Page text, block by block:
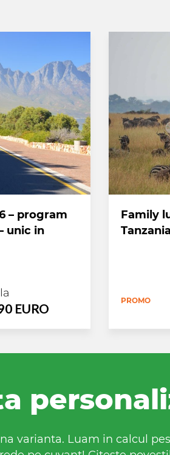
– program
unic in
EURO
Family
PROMO
varianta. Luam in calcul